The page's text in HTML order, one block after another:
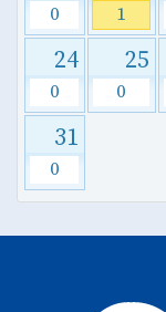
0 1
24
0
25
0
31
0